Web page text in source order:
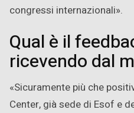
congressi internazionali».
Qual è il
ricevendo dal
«Sicuramente più che
Center, già sede di Esof e